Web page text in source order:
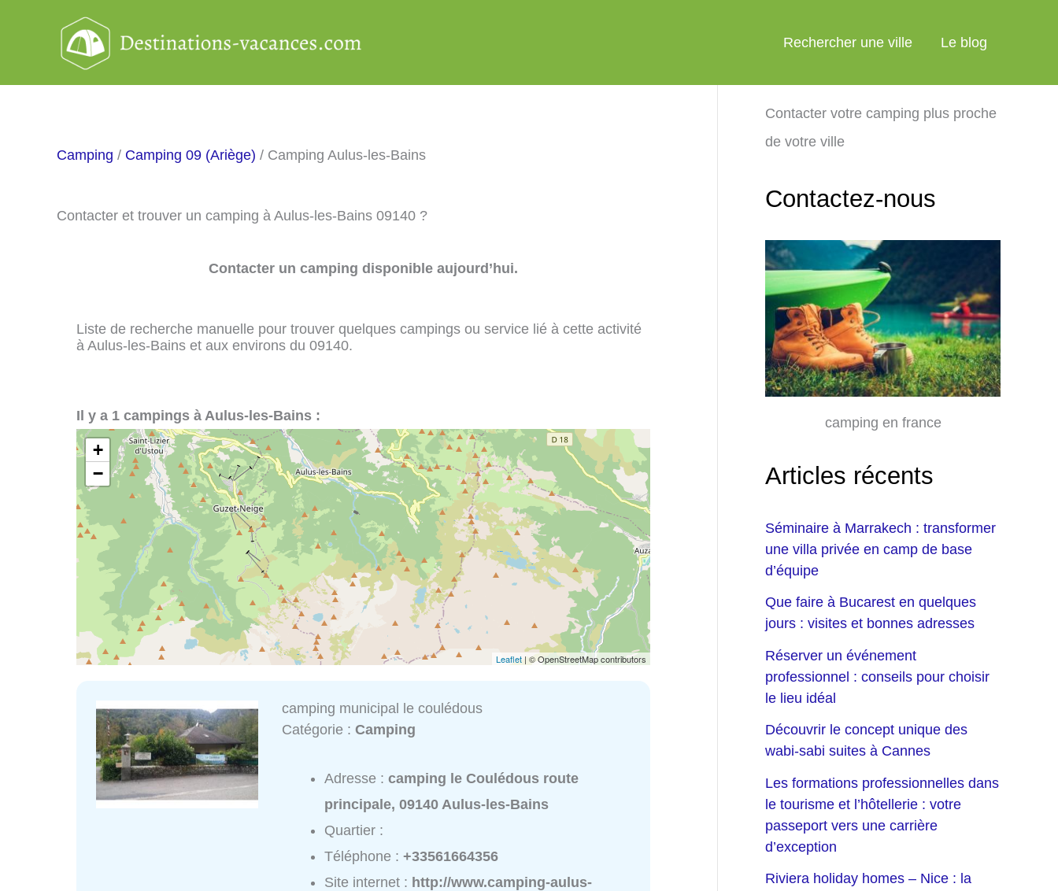
Rechercher une ville Le blog
Camping / Camping 09 (Ariège) / Camping Aulus-les-Bains
Contacter et trouver un camping à Aulus-les-Bains 09140 ?
Contacter un camping disponible aujourd’hui.
Liste de recherche manuelle pour trouver quelques campings ou service lié à cette activité
à Aulus-les-Bains et aux environs du 09140.
Il y a 1 campings à Aulus-les-Bains :
+
−
Leaflet | © OpenStreetMap contributors
camping municipal le coulédous
Catégorie :Camping
Adresse :camping le Coulédous route
principale, 09140 Aulus-les-Bains
Quartier :
Téléphone :+33561664356
Site internet : http://www.camping-aulus-
Contacter votre camping plus proche
de votre ville
Contactez-nous
camping en france
Articles récents
Séminaire à Marrakech : transformer
une villa privée en camp de base
d’équipe
Que faire à Bucarest en quelques
jours : visites et bonnes adresses
Réserver un événement
professionnel : conseils pour choisir
le lieu idéal
Découvrir le concept unique des
wabi-sabi suites à Cannes
Les formations professionnelles dans
le tourisme et l’hôtellerie : votre
passeport vers une carrière
d’exception
Riviera holiday homes – Nice : la